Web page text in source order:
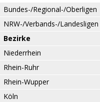
Bundes-/Regional-/Oberligen
NRW-/Verbands-/Landesligen
Bezirke
Niederrhein
Rhein-Ruhr
Rhein-Wupper
Köln